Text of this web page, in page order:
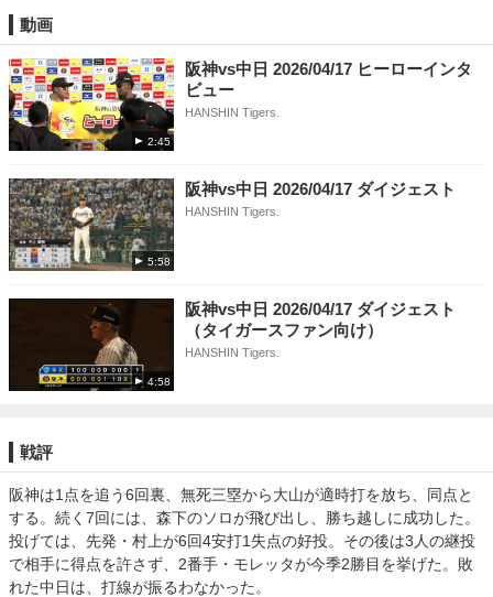
動画
2:45
阪神vs中日 2026/04/17 ヒーローインタ
ビュー
HANSHIN Tigers.
5:58
阪神vs中日 2026/04/17 ダイジェスト
HANSHIN Tigers.
4:58
阪神vs中日 2026/04/17 ダイジェスト
（タイガースファン向け）
HANSHIN Tigers.
戦評
阪神は1点を追う6回裏、無死三塁から大山が適時打を放ち、同点と
する。続く7回には、森下のソロが飛び出し、勝ち越しに成功した。
投げては、先発・村上が6回4安打1失点の好投。その後は3人の継投
で相手に得点を許さず、2番手・モレッタが今季2勝目を挙げた。敗
れた中日は、打線が振るわなかった。